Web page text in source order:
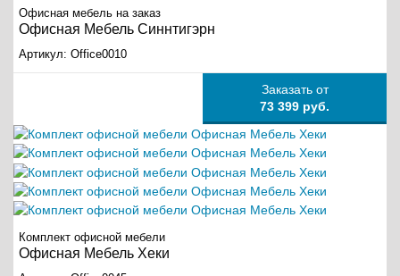
Офисная мебель на заказ
Офисная Мебель Синнтигэрн
Артикул: Office0010
Заказать от
73 399 руб.
Комплект офисной мебели
Офисная Мебель Хеки